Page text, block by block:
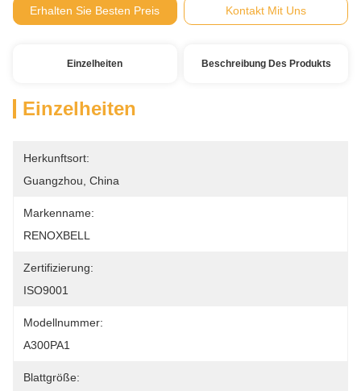
Erhalten Sie Besten Preis Kontakt Mit Uns
Einzelheiten Beschreibung Des Produkts
Einzelheiten
Herkunftsort:
Guangzhou, China
Markenname:
RENOXBELL
Zertifizierung:
ISO9001
Modellnummer:
A300PA1
Blattgröße: